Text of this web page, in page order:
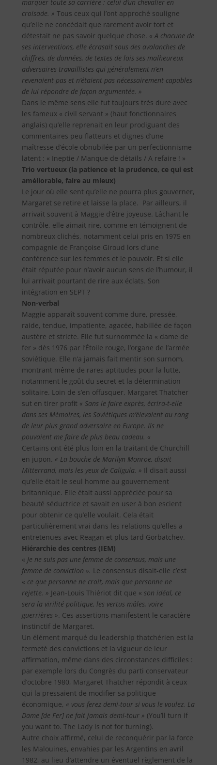
marquer toute sa carrière : celui d’un chevalier en
croisade. » Tous ceux qui l’ont approché souligne
qu’elle ne concédait que rarement avoir tort et
détestait ne pas savoir quelque chose. « A chacune de
ses interventions, elle écrasait sous des avalanches de
chiffres, de données, de textes de lois ses malheureux
adversaires travaillistes qui généralement n’en
revenaient pas et n’étaient pas nécessairement capables
de lui répondre de façon argumentée. »
Dans le même sens elle fut toujours très dure avec
les fameux « civil servant » (haut fonctionnaires
anglais) qu’elle reprenait en leur prodiguant des
commentaires peu flatteurs et dignes d’une
maîtresse d’école obnubilée par un perfectionnisme
latent : « Ineptie / Manque de détails / A refaire ! »
Trio vertueux (la patience et la prudence, ce qui est
améliorable, faire au mieux)
Le jour où elle sent qu’elle ne pourra plus gouverner,
Margaret se retire et laisse la place. Par ailleurs, il
arrivait souvent à Maggie d’être joyeuse. Lâchant le
contrôle, elle aimait rire, comme en témoignent de
nombreux clichés, notamment celui pris en 1975 en
compagnie de Françoise Giroud lors d’une
conférence sur les femmes et le pouvoir. Et si elle
était réputée pour n’avoir aucun sens de l’humour, il
lui arrivait pourtant de rire aux éclats. Son
intégration en SEPT ?
Non-verbal
Maggie apparaît souvent comme dure, pressée,
raide, tendue, impatiente, agacée, habillée de façon
austère et stricte. Elle fut surnommée la « dame de
fer » dès 1976 par l’Étoile rouge, l’organe de l’armée
soviétique. Elle n’a jamais fait mentir son surnom,
montrant même de rares aptitudes pour la lutte,
notamment le goût du secret et la détermination
solitaire. Loin de s’en offusquer, Margaret Thatcher
sut en tirer profit « Sans le faire exprès, écrira-t-elle
dans ses Mémoires, les Soviétiques m’élevaient au rang
de leur plus grand adversaire en Europe. Ils ne
pouvaient me faire de plus beau cadeau. «
Certains ont été plus loin en la traitant de Churchill
en jupon. « La bouche de Marilyn Monroe, disait
Mitterrand, mais les yeux de Caligula. » Il disait aussi
qu’elle était le seul homme au gouvernement
britannique. Elle était aussi appréciée pour sa
beauté séductrice et savait en user à bon escient
pour obtenir ce qu’elle voulait. Cela était
particulièrement vrai dans les relations qu’elles a
entretenues avec Reagan et plus tard Gorbatchev.
Hiérarchie des centres (IEM)
« Je ne suis pas une femme de consensus, mais une
femme de conviction ». Le consensus disait-elle c’est
« ce que personne ne croit, mais que personne ne
rejette. » Jean-Louis Thiériot dit que « son idéal, ce
sera la virilité politique, les vertus mâles, voire
guerrières ». Ces assertions manifestent le caractère
instinctif de Margaret.
Un élément marqué du leadership thatchérien est la
fermeté des convictions et la vigueur de leur
affirmation, même dans des circonstances difficiles :
par exemple lors du Congrès du parti conservateur
d’octobre 1980, Margaret Thatcher répondit à ceux
qui la pressaient de modifier sa politique
économique, « vous ferez demi-tour si vous le voulez. La
Dame [de Fer] ne fait jamais demi-tour » (You’ll turn if
you want to. The Lady is not for turning).
Autre choix affirmé, celui de reconquérir par la force
les Malouines, envahies par les Argentins en avril
1982, au lieu d’attendre un éventuel règlement de la